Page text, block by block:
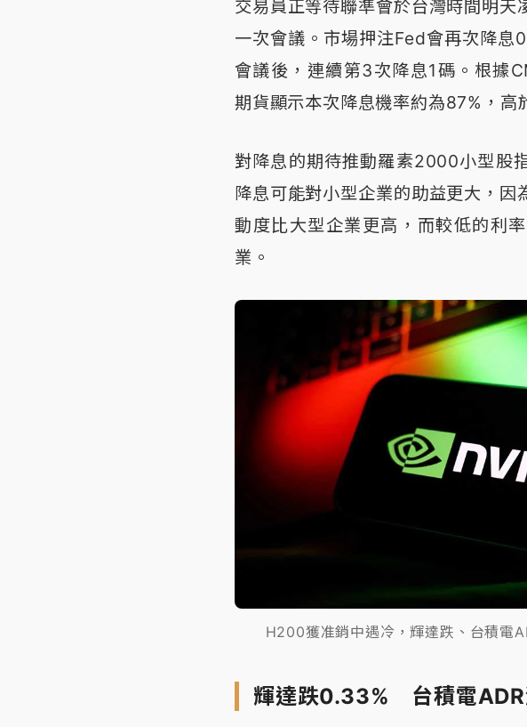
交易員正等待聯準會於台灣時間明
一次會議。市場押注Fed會再次降息
會議後，連續第3次降息1碼。根據
期貨顯示本次降息機率約為87%，高
對降息的期待推動羅素2000小型股
降息可能對小型企業的助益更大，
動度比大型企業更高，而較低的利
業。
H200獲准銷中遇冷，輝達跌、台積電
輝達跌0.33% 台積電ADR